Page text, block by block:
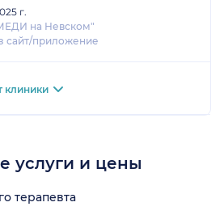
г.
на Невском"
сайт/приложение
клиники
услуги и цены
терапевта